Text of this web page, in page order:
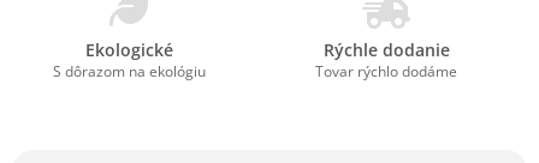
Ekologické
S dôrazom na ekológiu
Rýchle dodanie
Tovar rýchlo dodáme